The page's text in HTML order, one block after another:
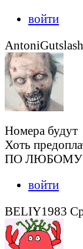
войти
Номера будут
Хоть
ПО ЛЮБОМУ
войти
BELIY1983